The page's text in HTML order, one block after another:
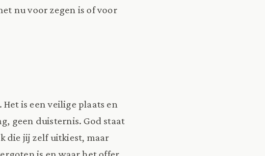
nu voor zegen is of voor
is een veilige plaats en
geen duisternis. God staat
die jij zelf uitkiest, maar